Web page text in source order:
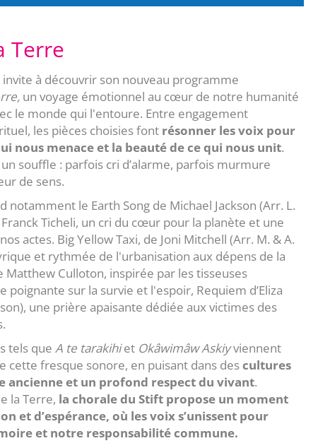
Terre
à découvrir son nouveau programme
un voyage émotionnel au cœur de notre humanité
le monde qui l'entoure. Entre engagement
les pièces choisies font résonner les voix pour
nous menace et la beauté de ce qui nous unit.
souffle : parfois cri d’alarme, parfois murmure
de sens.
le Earth Song de Michael Jackson (Arr. L.
Ticheli, un cri du cœur pour la planète et une
actes. Big Yellow Taxi, de Joni Mitchell (Arr. M. & A.
et rythmée de l'urbanisation aux dépens de la
Matthew Culloton, inspirée par les tisseuses
poignante sur la survie et l'espoir, Requiem d’Eliza
une prière apaisante dédiée aux victimes des
tels que A te tarakihiet Okâwimâw Askiyviennent
cette fresque sonore, en puisant dans descultures
ancienne et un profond respect du vivant.
la Terre, la chorale du Stift propose un moment
et d’espérance, où les voix s’unissent pour
et notre responsabilité commune.